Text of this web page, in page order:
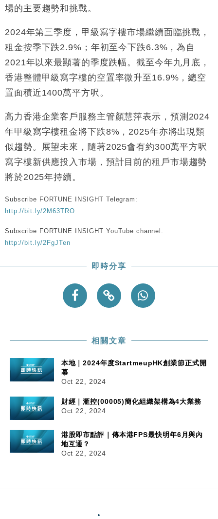
14:50
東京半島
13:12
國際｜特朗普赴洛杉磯高球場活動前 男子攜槍彈被捕
12:30
財經｜香港7月PMI回落至51 企業擴張放慢兼縮減人
手
11:40
財經｜黑石傳再籌逾360億美元 支援Anthropic租用
Google晶片
10:57
財經｜美商務部擬擴大金屬關稅範圍 14類產品或加徵
25%
18:15
本地｜新世界K11 9月升級會員制度 增鉑金卡級別鎖
定高消費客群
最強
16:33
財經｜滙控重啟最多10億美元回購 派息比率目標維持
場的主要趨勢和挑戰。
2024年第三季度，甲級寫字樓市場繼續面臨挑戰，
租金按季下跌2.9%；年初至今下跌6.3%，為自
2021年以來最顯著的季度跌幅。截至今年九月底，
香港整體甲級寫字樓的空置率微升至16.9%，總空
置面積近1400萬平方呎。
高力香港企業客戶服務主管顏慧萍表示，預測2024
年甲級寫字樓租金將下跌8%，2025年亦將出現類
似趨勢。展望未來，隨著2025會有約300萬平方呎
寫字樓新供應投入市場，預計目前的租戶市場趨勢
將於2025年持續。
Subscribe FORTUNE INSIGHT Telegram:
http://bit.ly/2M63TRO
Subscribe FORTUNE INSIGHT YouTube channel:
http://bit.ly/2FgJTen
即時分享
相關文章
本地｜2024年度StartmeupHK創業節正式開
幕
Oct 22, 2024
財經｜滙控(00005)簡化組織架構為4大業務
Oct 22, 2024
港股即市點評｜傳本港FPS最快明年6月與內
地互通？
Oct 22, 2024